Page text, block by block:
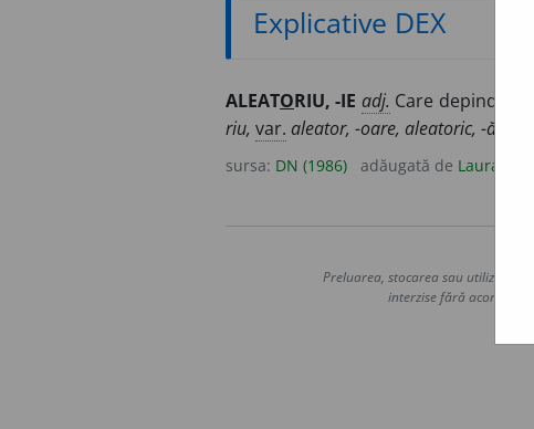
Explicative DEX
ALEATORIU, -IE adj. Care depinde
riu, var. aleator, -oare, aleatoric, -ă
sursa: DN (1986) adăugată de
Preluarea, stocarea sau utilizarea
interzise fără acordul